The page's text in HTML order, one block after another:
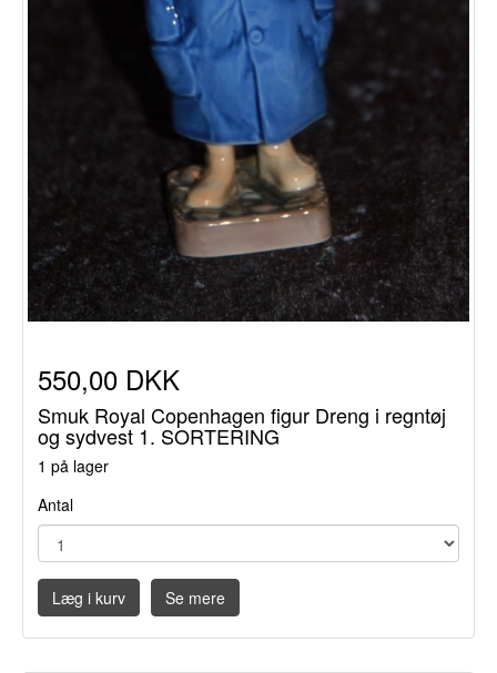
550,00 DKK
Smuk Royal Copenhagen figur Dreng i regntøj
og sydvest 1. SORTERING
1 på lager
Antal
Læg i kurv Se mere